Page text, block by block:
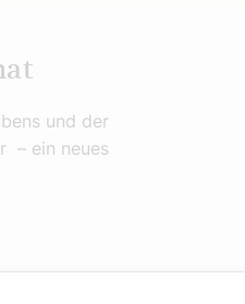
und der
– ein neues
gerne!“